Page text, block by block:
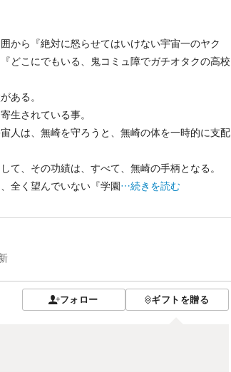
ら『絶対に怒らせてはいけない宇宙一のヤク
どこにでもいる、鬼コミュ障でガチオタクの高校
ある。
生されている事。
人は、無崎を守ろうと、無崎の体を一時的に支配
、その功績は、すべて、無崎の手柄となる。
全く望んでいない『学園…続きを読む
フォロー ギフトを贈る